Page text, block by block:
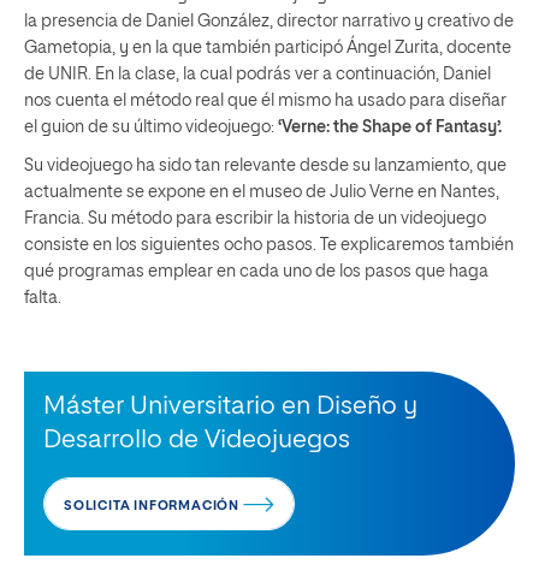
la presencia de Daniel González, director narrativo y creativo de
Gametopia, y en la que también participó Ángel Zurita, docente
de UNIR. En la clase, la cual podrás ver a continuación, Daniel
nos cuenta el método real que él mismo ha usado para diseñar
el guion de su último videojuego: ‘Verne: the Shape of Fantasy’.
Su videojuego ha sido tan relevante desde su lanzamiento, que
actualmente se expone en el museo de Julio Verne en Nantes,
Francia. Su método para escribir la historia de un videojuego
consiste en los siguientes ocho pasos. Te explicaremos también
qué programas emplear en cada uno de los pasos que haga
falta.
Máster Universitario en Diseño y
Desarrollo de Videojuegos
SOLICITA INFORMACIÓN